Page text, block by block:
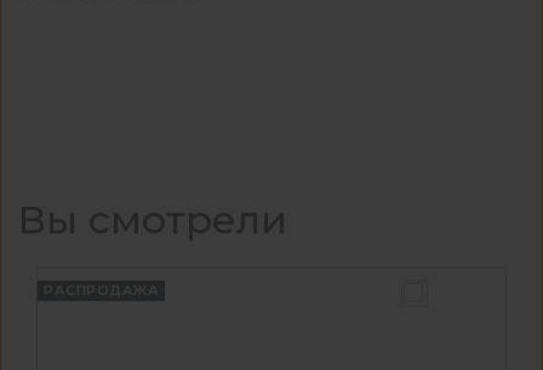
Вы смотрели
РАСПРОДАЖА